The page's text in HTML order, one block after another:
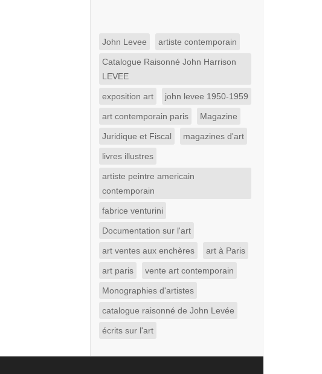
John Levee artiste contemporain
Catalogue Raisonné John Harrison
LEVEE
exposition art john levee 1950-1959
art contemporain paris Magazine
Juridique et Fiscal magazines d'art
livres illustres
artiste peintre americain
contemporain
fabrice venturini
Documentation sur l'art
art ventes aux enchères art à Paris
art paris vente art contemporain
Monographies d'artistes
catalogue raisonné de John Levée
écrits sur l'art